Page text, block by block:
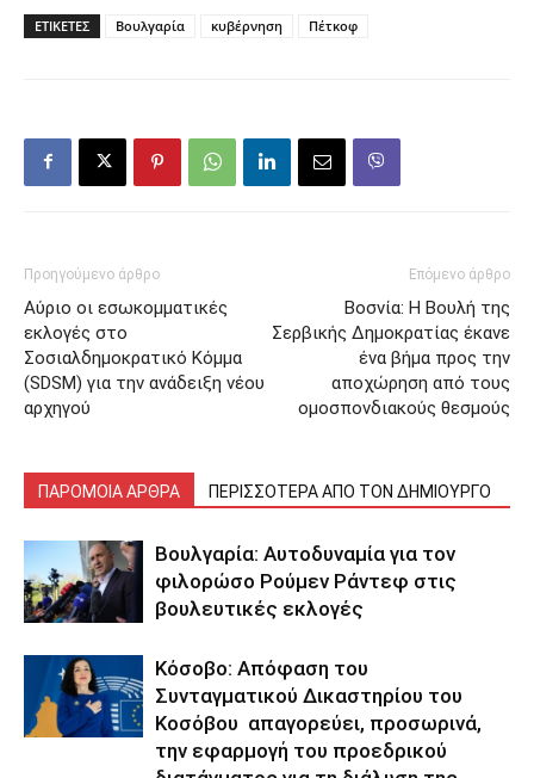
ΕΤΙΚΕΤΕΣ Βουλγαρία κυβέρνηση Πέτκοφ
Προηγούμενο άρθρο
Αύριο οι εσωκομματικές
εκλογές στο
Σοσιαλδημοκρατικό Κόμμα
(SDSM) για την ανάδειξη νέου
αρχηγού
Επόμενο άρθρο
Βοσνία: Η Βουλή της
Σερβικής Δημοκρατίας έκανε
ένα βήμα προς την
αποχώρηση από τους
ομοσπονδιακούς θεσμούς
ΠΑΡΟΜΟΙΑ ΑΡΘΡΑ ΠΕΡΙΣΣΟΤΕΡΑ ΑΠΟ ΤΟΝ ΔΗΜΙΟΥΡΓΟ
Βουλγαρία: Αυτοδυναμία για τον
φιλορώσο Ρούμεν Ράντεφ στις
βουλευτικές εκλογές
Κόσοβο: Απόφαση του
Συνταγματικού Δικαστηρίου του
Κοσόβου απαγορεύει, προσωρινά,
την εφαρμογή του προεδρικού